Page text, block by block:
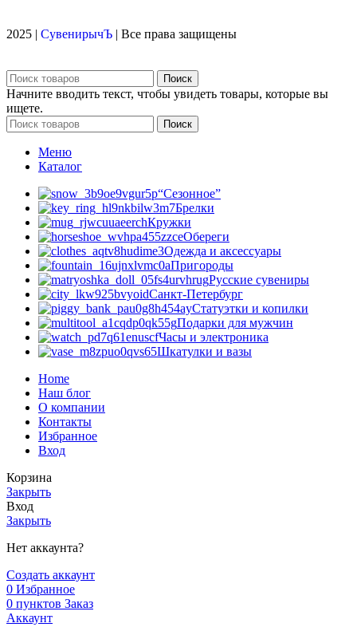
2025 | СувенирычЪ | Все права защищены
Поиск
Начните вводить текст, чтобы увидеть товары, которые вы
ищете.
Поиск
Меню
Каталог
“Сезонное”
Брелки
Кружки
Обереги
Одежда и аксессуары
Пригороды
Русские сувениры
Санкт-Петербург
Статуэтки и копилки
Подарки для мужчин
Часы и электроника
Шкатулки и вазы
Home
Наш блог
О компании
Контакты
Избранное
Вход
Корзина
Закрыть
Вход
Закрыть
Нет аккаунта?
Создать аккаунт
0 Избранное
0 пунктов Заказ
Аккаунт